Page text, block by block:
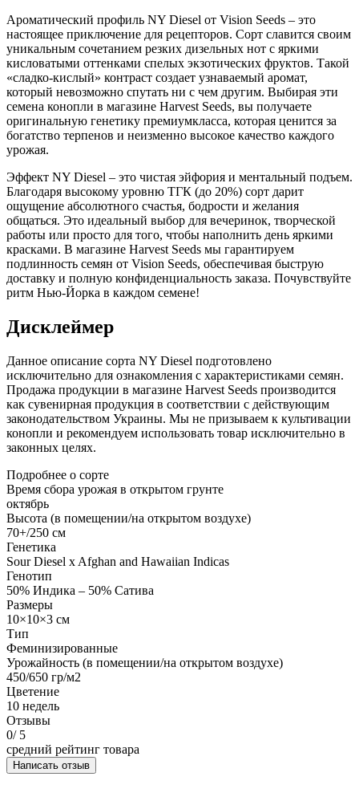
Ароматический профиль NY Diesel от Vision Seeds – это
настоящее приключение для рецепторов. Сорт славится своим
уникальным сочетанием резких дизельных нот с яркими
кисловатыми оттенками спелых экзотических фруктов. Такой
«сладко-кислый» контраст создает узнаваемый аромат,
который невозможно спутать ни с чем другим. Выбирая эти
семена конопли в магазине Harvest Seeds, вы получаете
оригинальную генетику премиумкласса, которая ценится за
богатство терпенов и неизменно высокое качество каждого
урожая.
Эффект NY Diesel – это чистая эйфория и ментальный подъем.
Благодаря высокому уровню ТГК (до 20%) сорт дарит
ощущение абсолютного счастья, бодрости и желания
общаться. Это идеальный выбор для вечеринок, творческой
работы или просто для того, чтобы наполнить день яркими
красками. В магазине Harvest Seeds мы гарантируем
подлинность семян от Vision Seeds, обеспечивая быструю
доставку и полную конфиденциальность заказа. Почувствуйте
ритм Нью-Йорка в каждом семене!
Дисклеймер
Данное описание сорта NY Diesel подготовлено
исключительно для ознакомления с характеристиками семян.
Продажа продукции в магазине Harvest Seeds производится
как сувенирная продукция в соответствии с действующим
законодательством Украины. Мы не призываем к культивации
конопли и рекомендуем использовать товар исключительно в
законных целях.
Подробнее о сорте
Время сбора урожая в открытом грунте
октябрь
Высота (в помещении/на открытом воздухе)
70+/250 см
Генетика
Sour Diesel x Afghan and Hawaiian Indicas
Генотип
50% Индика – 50% Сатива
Размеры
10×10×3 см
Тип
Феминизированные
Урожайность (в помещении/на открытом воздухе)
450/650 гр/м2
Цветение
10 недель
Отзывы
0/ 5
средний рейтинг товара
Написать отзыв